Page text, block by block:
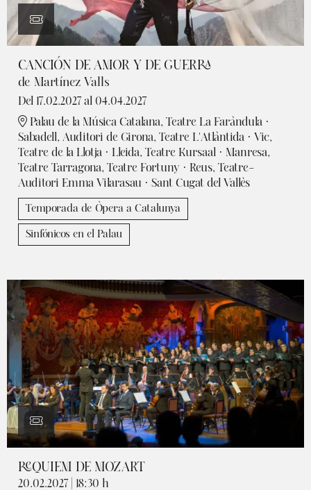
CANCIÓN DE AMOR Y DE GUERRA
de Martínez Valls
Del 17.02.2027 al 04.04.2027
Palau de la Música Catalana, Teatre La Faràndula ·
Sabadell, Auditori de Girona, Teatre L'Atlàntida · Vic,
Teatre de la Llotja · Lleida, Teatre Kursaal · Manresa,
Teatre Tarragona, Teatre Fortuny · Reus, Teatre-
Auditori Emma Vilarasau · Sant Cugat del Vallès
Temporada de Òpera a Catalunya
Sinfónicos en el Palau
REQUIEM DE MOZART
20.02.2027
18:30 h